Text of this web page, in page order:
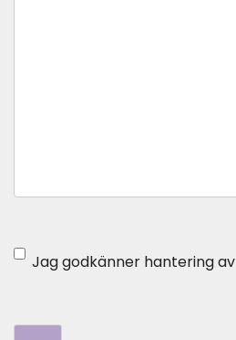
Integritet *
Jag godkänner hantering av